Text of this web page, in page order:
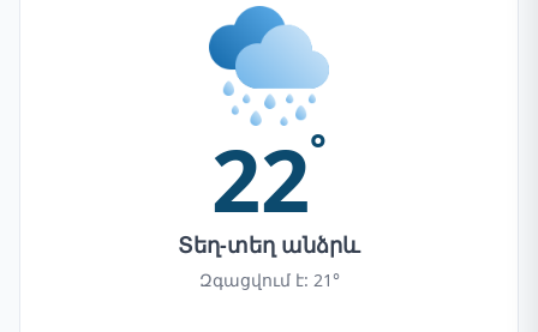
22°
Տեղ-տեղ անձրև
Զգացվում է: 21°